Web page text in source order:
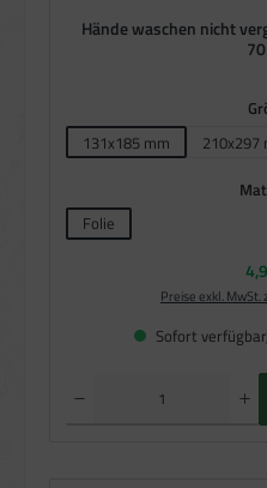
Hände waschen nicht
131x185 mm
210x297
Folie
Preise exkl.
Sofort
Produkt Anzahl: Gib den gewünschten